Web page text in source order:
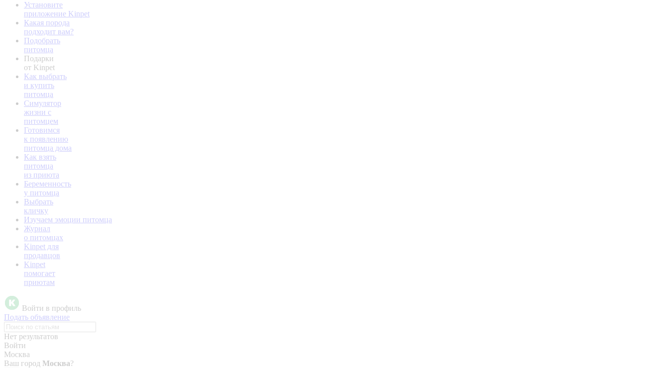
Установите
приложение Kinpet
Какая порода
подходит вам?
Подобрать
питомца
Подарки
от Kinpet
Как выбрать
и купить
питомца
Симулятор
жизни с
питомцем
Готовимся
к появлению
питомца дома
Как взять
питомца
из приюта
Беременность
у питомца
Выбрать
кличку
Изучаем эмоции питомца
Журнал
о питомцах
Kinpet для
продавцов
Kinpet
помогает
приютам
Войти в профиль
Подать объявление
Нет результатов
Войти
Москва
Ваш город Москва?